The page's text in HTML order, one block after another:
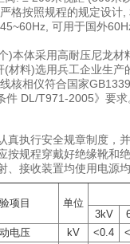
格按照规程的规定设计,
可用于国外
)本体采用高耐压尼龙材
材料)选用兵工企业生产
核相仪符合国家
件 DL/T971-2005》要求
真执行安全规章制度，
按规程穿戴好绝缘靴和
、接收装置均使用电源
项目 单位
3kV
电压 kV <0.4